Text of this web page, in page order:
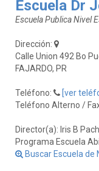
Escuela Dr
Escuela Publica Nivel
Dirección:
Calle Union 492 Bo
FAJARDO, PR
Teléfono:
[ver
Teléfono Alterno /
Director(a): Iris B
Programa Escuela
Buscar Escuela de